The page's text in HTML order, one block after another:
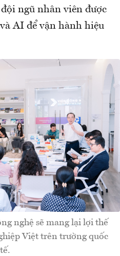
ngũ nhân viên được
AI để vận hành hiệu
nghệ sẽ mang lại lợi thế
Việt trên trường quốc
tế.